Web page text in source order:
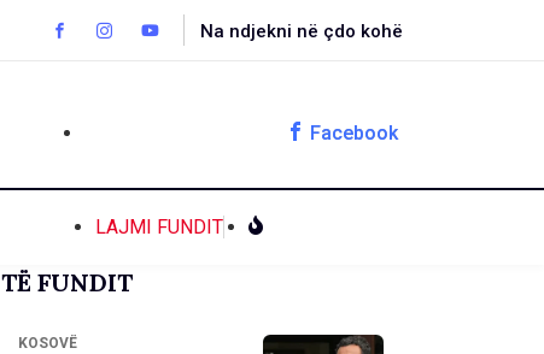
Na ndjekni në çdo kohë
Facebook
LAJMI FUNDIT
TË FUNDIT
KOSOVË